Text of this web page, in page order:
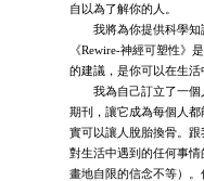
自以為了解你的人。
我將為你提供科學知識
《Rewire-神經可塑性》
的建議，是你可以在生活
我為自己訂立了一個
期刊，讓它成為每個人
實可以讓人脫胎換骨。
對生活中遇到的任何事
畫地自限的信念不等）。